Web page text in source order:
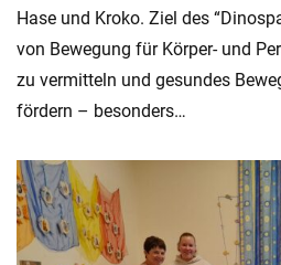
Hase und Kroko. Ziel des
von Bewegung für Körper- und
zu vermitteln und gesundes
fördern – besonders…